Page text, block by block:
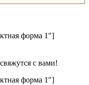
форма 1″]
с вами!
форма 1″]